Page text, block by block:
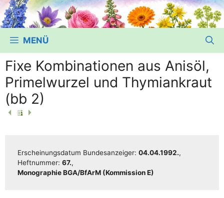
MENÜ
Fixe Kombinationen aus Anisöl,
Primelwurzel und Thymiankraut
(bb 2)
Erschei­nungs­da­tum Bun­des­an­zei­ger: 04.04.1992.,
Heft­num­mer: 67.,
Mono­gra­phie BGA/​​BfArM (Kom­mis­si­on E)